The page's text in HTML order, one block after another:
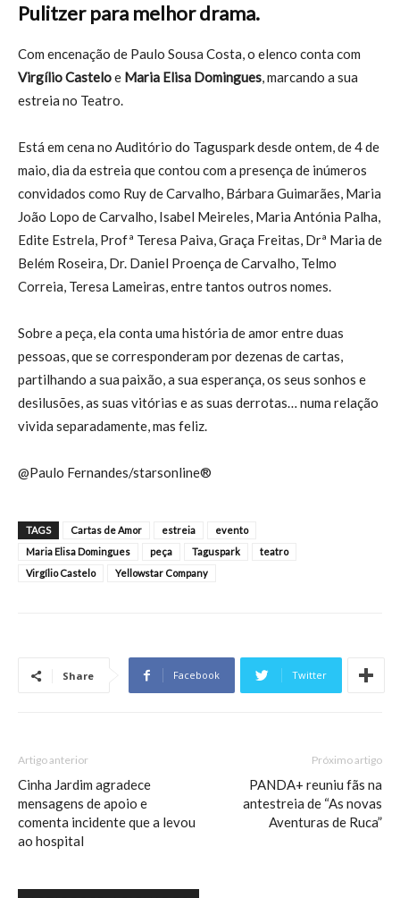
Pulitzer para melhor drama.
Com encenação de Paulo Sousa Costa, o elenco conta com
Virgílio Casteloe Maria Elisa Domingues, marcando a sua
estreia no Teatro.
Está em cena no Auditório do Taguspark desde ontem, de 4 de
maio, dia da estreia que contou com a presença de inúmeros
convidados como Ruy de Carvalho, Bárbara Guimarães, Maria
João Lopo de Carvalho, Isabel Meireles, Maria Antónia Palha,
Edite Estrela, Profª Teresa Paiva, Graça Freitas, Drª Maria de
Belém Roseira, Dr. Daniel Proença de Carvalho, Telmo
Correia, Teresa Lameiras, entre tantos outros nomes.
Sobre a peça, ela conta uma história de amor entre duas
pessoas, que se corresponderam por dezenas de cartas,
partilhando a sua paixão, a sua esperança, os seus sonhos e
desilusões, as suas vitórias e as suas derrotas… numa relação
vivida separadamente, mas feliz.
@Paulo Fernandes/starsonline®
TAGS Cartas de Amor estreia
evento
Maria Elisa Domingues
peça Taguspark
teatro
Virgílio Castelo
Yellowstar Company
Share Facebook Twitter
Artigo anterior
Cinha Jardim agradece
mensagens de apoio e
comenta incidente que a levou
ao hospital
Próximo artigo
PANDA+ reuniu fãs na
antestreia de “As novas
Aventuras de Ruca”